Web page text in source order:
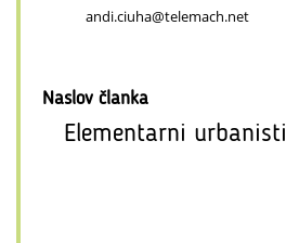
andi.ciuha@telemach.net
Naslov članka
Elementarni